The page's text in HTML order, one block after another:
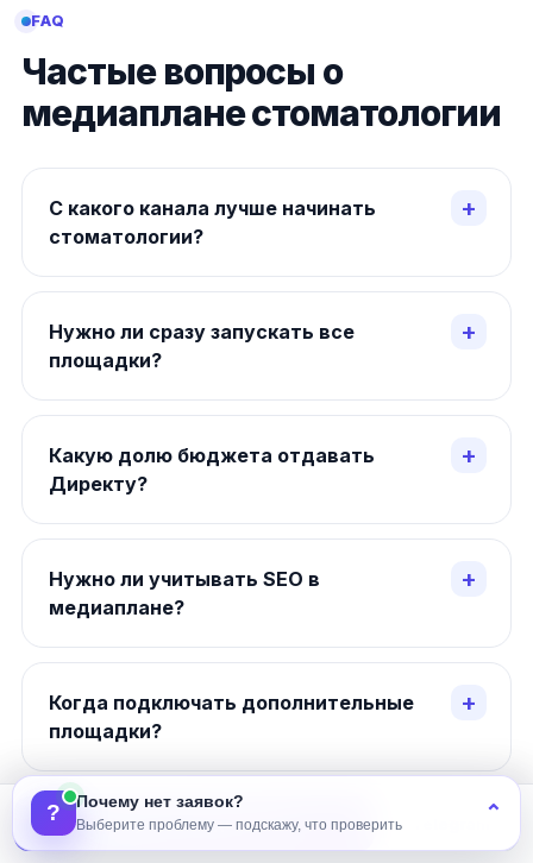
? Почему нет заявок?
Выберите проблему — подскажу, что проверить ⌃
FAQ
Частые вопросы о
медиаплане стоматологии
С какого канала лучше начинать
стоматологии?
Нужно ли сразу запускать все
площадки?
Какую долю бюджета отдавать
Директу?
Нужно ли учитывать SEO в
медиаплане?
Когда подключать дополнительные
площадки?
Как понять, что медиаплан работает?
Получить медиаплан